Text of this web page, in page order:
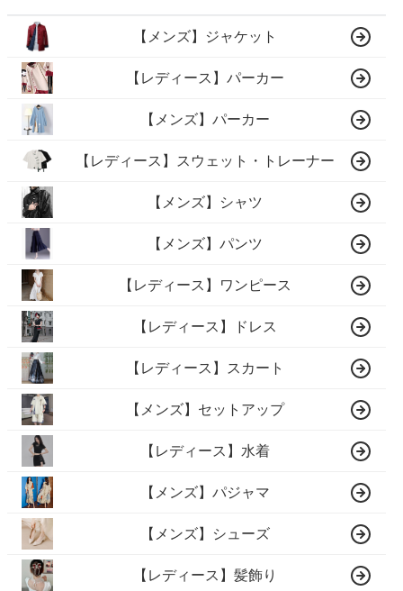
【メンズ】ジャケット
【レディース】パーカー
【メンズ】パーカー
【レディース】スウェット・トレーナー
【メンズ】シャツ
【メンズ】パンツ
【レディース】ワンピース
【レディース】ドレス
【レディース】スカート
【メンズ】セットアップ
【レディース】水着
【メンズ】パジャマ
【メンズ】シューズ
【レディース】髪飾り